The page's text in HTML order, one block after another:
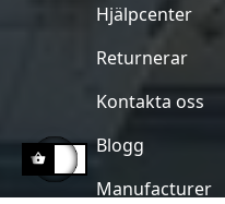
Hjälpcenter
Returnerar
Kontakta oss
Blogg
Manufacturer